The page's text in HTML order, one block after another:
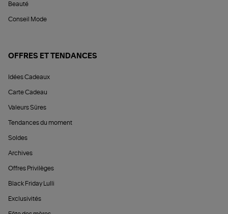
Beauté
Conseil Mode
OFFRES ET TENDANCES
Idées Cadeaux
Carte Cadeau
Valeurs Sûres
Tendances du moment
Soldes
Archives
Offres Privilèges
Black Friday Lulli
Exclusivités